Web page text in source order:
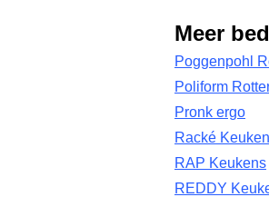
Meer
Poggenpohl
Poliform
Pronk ergo
Racké
RAP Keukens
REDDY